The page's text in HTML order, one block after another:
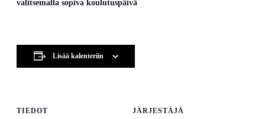
valitsemalla sopiva koulutuspäivä
Lisää kalenteriin
TIEDOT
JÄRJESTÄJÄ